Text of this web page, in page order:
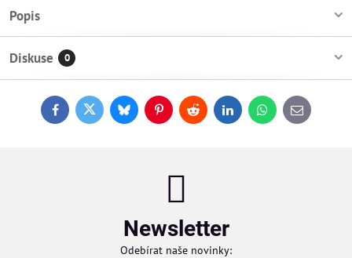
Popis
Diskuse 0
FacebookTwitterBlueskyPinterestReddit LinkedInWhatsApp
E-
mail
Newsletter
Odebírat naše novinky: